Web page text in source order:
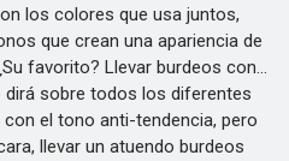
los colores que usa juntos,
que crean una apariencia de
favorito? Llevar burdeos con…
dirá sobre todos los diferentes
el tono anti-tendencia, pero
llevar un atuendo burdeos